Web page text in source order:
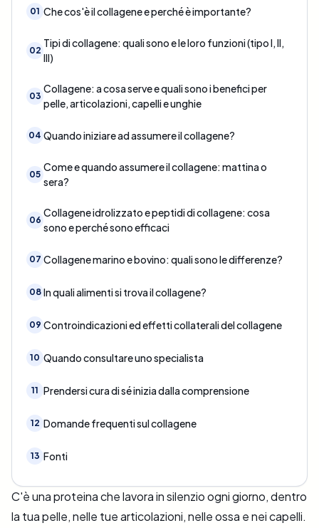
01 Che cos'è il collagene e perché è importante?
02
Tipi di collagene: quali sono e le loro funzioni (tipo I, II,
III)
03
Collagene: a cosa serve e quali sono i benefici per
pelle, articolazioni, capelli e unghie
04 Quando iniziare ad assumere il collagene?
05
Come e quando assumere il collagene: mattina o
sera?
06
Collagene idrolizzato e peptidi di collagene: cosa
sono e perché sono efficaci
07 Collagene marino e bovino: quali sono le differenze?
08 In quali alimenti si trova il collagene?
09 Controindicazioni ed effetti collaterali del collagene
10 Quando consultare uno specialista
11 Prendersi cura di sé inizia dalla comprensione
12 Domande frequenti sul collagene
13 Fonti
C'è una proteina che lavora in silenzio ogni giorno, dentro
la tua pelle, nelle tue articolazioni, nelle ossa e nei capelli.